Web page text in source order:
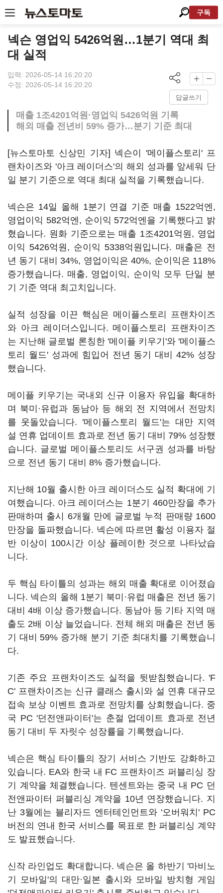
구독
넥슨 영업익 5426억원…1분기 역대 최
대 실적
입력: 2026-05-14 16:20:20
수정: 2026-05-14 16:20:20
답글쓰기
매출 1조4201억원·영업익 5426억원 기록
해외 매출 전년비 59% 증가…분기 기준 최대
[뉴스토마토 신상민 기자] 넥슨이 '메이플스토리' 프
랜차이즈와 '아크 레이더스'의 해외 성과를 앞세워 단
일 분기 기준으로 역대 최대 실적을 기록했습니다.
넥슨은 14일 올해 1분기 연결 기준 매출 1522억엔,
영업이익 582억엔, 순이익 572억엔을 기록했다고 밝
혔습니다. 원화 기준으로는 매출 1조4201억원, 영업
이익 5426억원, 순이익 5338억원입니다. 매출은 전
년 동기 대비 34%, 영업이익은 40%, 순이익은 118%
증가했습니다. 매출, 영업이익, 순이익 모두 단일 분
기 기준 역대 최고치입니다.
실적 성장을 이끈 핵심은 메이플스토리 프랜차이즈
와 아크 레이더스입니다. 메이플스토리 프랜차이즈
는 지난해 글로벌 론칭한 '메이플 키우기'와 '메이플스
토리 월드' 성과에 힘입어 전년 동기 대비 42% 성장
했습니다.
메이플 키우기는 국내외 신규 이용자 유입을 확대하
며 북미·유럽과 동남아 등 해외 전 지역에서 전망치
를 웃돌았습니다. '메이플스토리 월드'는 대만 지역
설 연휴 업데이트 효과로 전년 동기 대비 79% 성장했
습니다. 글로벌 메이플스토리도 서구권 성과를 바탕
으로 전년 동기 대비 8% 증가했습니다.
지난해 10월 출시한 아크 레이더스도 실적 확대에 기
여했습니다. 아크 레이더스는 1분기 460만장을 추가
판매하며 출시 6개월 만에 글로벌 누적 판매량 1600
만장을 돌파했습니다. 넥슨에 따르면 활성 이용자 절
반 이상이 100시간 이상 플레이한 것으로 나타났습
니다.
두 핵심 타이틀의 성과는 해외 매출 확대로 이어졌습
니다. 넥슨의 올해 1분기 북미·유럽 매출은 전년 동기
대비 4배 이상 증가했습니다. 동남아 등 기타 지역 매
출도 2배 이상 늘었습니다. 전체 해외 매출은 전년 동
기 대비 59% 증가해 분기 기준 최대치를 기록했습니
다.
기존 주요 프랜차이즈도 실적을 뒷받침했습니다. 'F
C' 프랜차이즈는 신규 클래스 출시와 설 연휴 대규모
접속 보상 이벤트 효과로 전망치를 상회했습니다. 중
국 PC '던전앤파이터'는 춘절 업데이트 효과로 전년
동기 대비 두 자릿수 성장률을 기록했습니다.
넥슨은 핵심 타이틀의 장기 서비스 기반도 강화하고
있습니다. EA와 한국 내 FC 프랜차이즈 퍼블리싱 장
기 계약을 체결했습니다. 텐센트와는 중국 내 PC 던
전앤파이터 퍼블리싱 계약을 10년 연장했습니다. 지
난 3월에는 블리자드 엔터테인먼트와 '오버워치' PC
버전의 연내 한국 서비스를 목표로 한 퍼블리싱 계약
도 발표했습니다.
신작 라인업도 확대합니다. 넥슨은 올 하반기 '마비노
기 모바일'의 대만·일본 출시와 모바일 방치형 게임